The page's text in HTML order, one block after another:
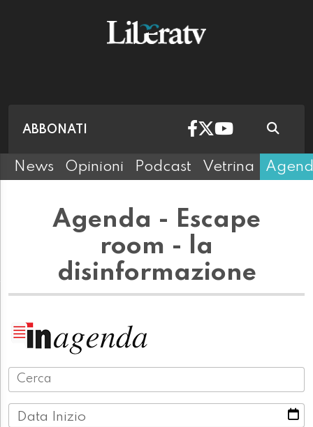
ABBONATI
News Opinioni Podcast Vetrina
Agenda - Escape
room - la
disinformazione
Data Inizio